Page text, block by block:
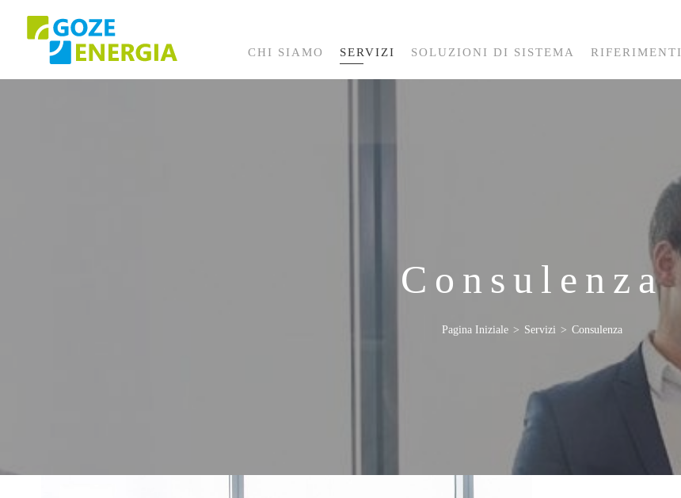
CHI SIAMO SERVIZI SOLUZIONI DI SISTEMA RIFERIMENTI
Consulenza
Pagina Iniziale Servizi Consulenza
Progetti Completati